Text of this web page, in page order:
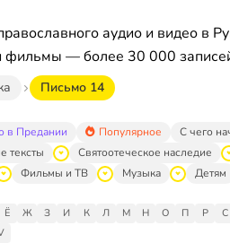
аудио и видео в
фильмы — более 30 000
Письмо 14
в Предании Популярное С чего
тексты
Святоотеческое наследие
Фильмы и ТВ Музыка Детям
Ё Ж З И К Л М Н О П Р С